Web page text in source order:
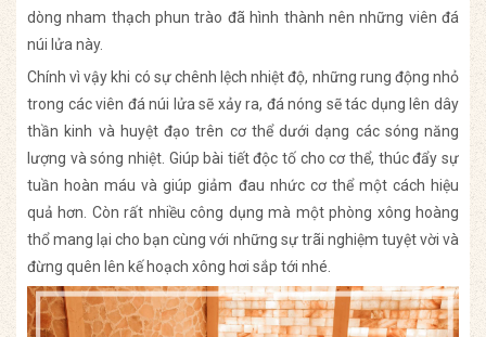
dòng nham thạch phun trào đã hình thành nên những viên đá
núi lửa này.
Chính vì vậy khi có sự chênh lệch nhiệt độ, những rung động nhỏ
trong các viên đá núi lửa sẽ xảy ra, đá nóng sẽ tác dụng lên dây
thần kinh và huyệt đạo trên cơ thể dưới dạng các sóng năng
lượng và sóng nhiệt. Giúp bài tiết độc tố cho cơ thể, thúc đẩy sự
tuần hoàn máu và giúp giảm đau nhức cơ thể một cách hiệu
quả hơn. Còn rất nhiều công dụng mà một phòng xông hoàng
thổ mang lại cho bạn cùng với những sự trãi nghiệm tuyệt vời và
đừng quên lên kế hoạch xông hơi sắp tới nhé.